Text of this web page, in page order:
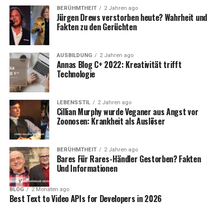
BERÜHMTHEIT 2 Jahren ago
Jürgen Drews verstorben heute? Wahrheit und
Fakten zu den Gerüchten
AUSBILDUNG 2 Jahren ago
Annas Blog C+ 2022: Kreativität trifft
Technologie
LEBENSSTIL 2 Jahren ago
Cillian Murphy wurde Veganer aus Angst vor
Zoonosen: Krankheit als Auslöser
BERÜHMTHEIT 2 Jahren ago
Bares Für Rares-Händler Gestorben? Fakten
Und Informationen
BLOG 2 Monaten ago
Best Text to Video APIs for Developers in 2026